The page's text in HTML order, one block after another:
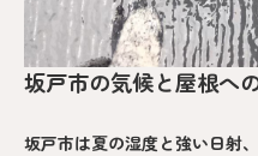
坂戸市の気候と屋根へ
坂戸市は夏の湿度と強い日射